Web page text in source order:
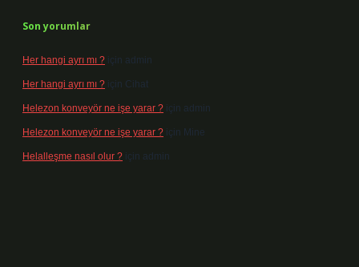
Son yorumlar
Her hangi ayrı mı ? için admin
Her hangi ayrı mı ? için Cihat
Helezon konveyör ne işe yarar ? için admin
Helezon konveyör ne işe yarar ? için Mine
Helalleşme nasıl olur ? için admin